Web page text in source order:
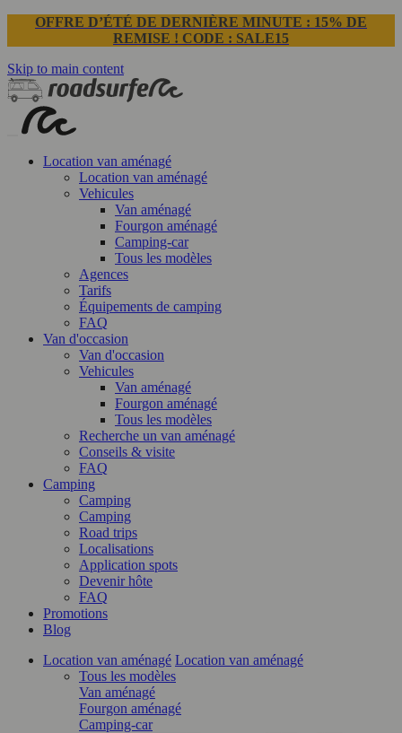
OFFRE D’ÉTÉ DE DERNIÈRE MINUTE : 15% DE
REMISE ! CODE : SALE15
Skip to main content
Location van aménagé
Location van aménagé
Vehicules
Van aménagé
Fourgon aménagé
Camping-car
Tous les modèles
Agences
Tarifs
Équipements de camping
FAQ
Van d'occasion
Van d'occasion
Vehicules
Van aménagé
Fourgon aménagé
Tous les modèles
Recherche un van aménagé
Conseils & visite
FAQ
Camping
Camping
Camping
Road trips
Localisations
Application spots
Devenir hôte
FAQ
Promotions
Blog
Location van aménagé Location van aménagé
Tous les modèles
Van aménagé
Fourgon aménagé
Camping-car